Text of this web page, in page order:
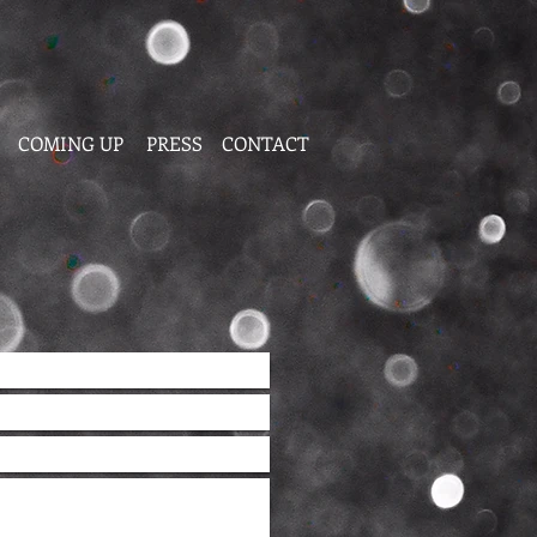
COMING UP PRESS CONTACT